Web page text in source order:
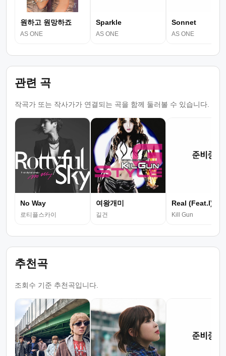
원하고 원망하죠
AS ONE
Sparkle
AS ONE
Sonnet
AS ONE
관련 곡
작곡가 또는 작사가가 연결되는 곡을 함께 둘러볼 수 있습니다.
No Way
로티플스카이
여왕개미
길건
Real (Feat.I)
Kill Gun
추천곡
조회수 기준 추천곡입니다.